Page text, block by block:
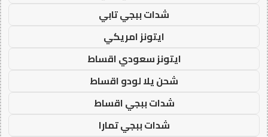
شدات ببجي تابي
ايتونز امريكي
ايتونز سعودي اقساط
شحن يلا لودو اقساط
شدات ببجي اقساط
شدات ببجي تمارا